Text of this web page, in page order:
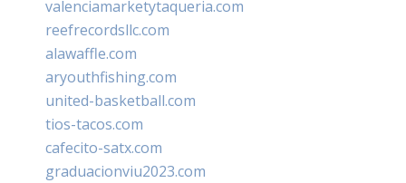
valenciamarketytaqueria.com
reefrecordsllc.com
alawaffle.com
aryouthfishing.com
united-basketball.com
tios-tacos.com
cafecito-satx.com
graduacionviu2023.com